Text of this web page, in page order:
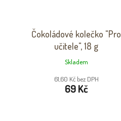
Čokoládové kolečko "Pro
učitele", 18 g
Skladem
61,60 Kč bez DPH
69 Kč